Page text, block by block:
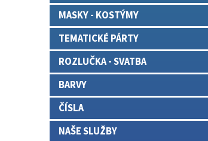
MASKY - KOSTÝMY
TEMATICKÉ PÁRTY
ROZLUČKA - SVATBA
BARVY
ČÍSLA
NAŠE SLUŽBY